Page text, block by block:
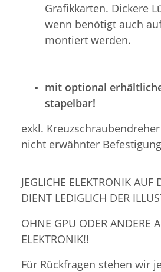
Grafikkarten. Dickere
wenn benötigt auch
montiert werden.
mit optional
stapelbar!
exkl.
nicht erwähnter
JEGLICHE ELEKTRONIK AUF
DIENT LEDIGLICH DER
OHNE GPU ODER ANDERE
ELEKTRONIK!!
Für Rückfragen stehen wir